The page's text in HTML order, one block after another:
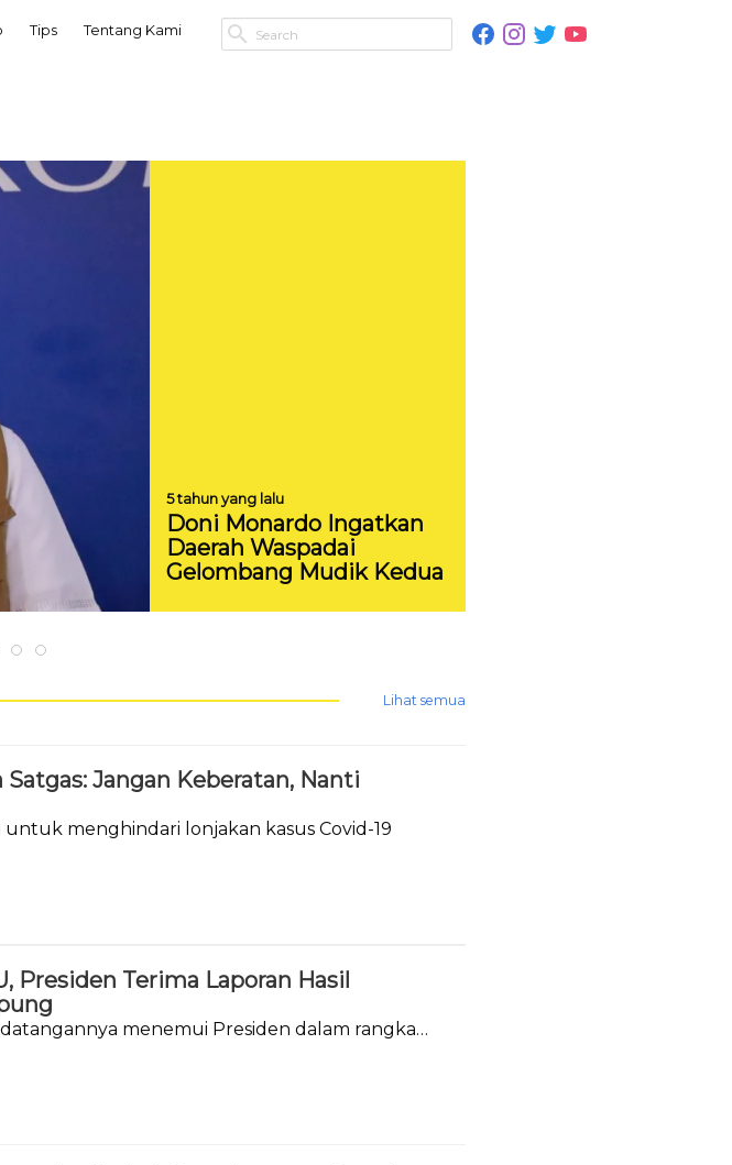
Tips Tentang Kami
5 tahun yang lalu
Doni Monardo Ingatkan
Daerah Waspadai
Gelombang Mudik Kedua
Lihat semua
Jangan Keberatan, Nanti
menghindari lonjakan kasus Covid-19
Presiden Terima Laporan Hasil
menemui Presiden dalam rangka
34 NU.